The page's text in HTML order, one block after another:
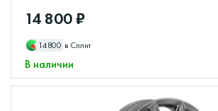
14 800 ₽
14800 в Сплит
В наличии